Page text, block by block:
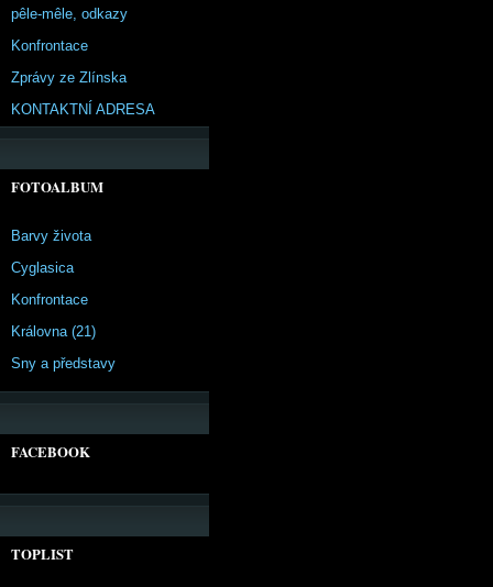
pêle-mêle, odkazy
Konfrontace
Zprávy ze Zlínska
KONTAKTNÍ ADRESA
FOTOALBUM
Barvy života
Cyglasica
Konfrontace
Královna (21)
Sny a představy
FACEBOOK
TOPLIST